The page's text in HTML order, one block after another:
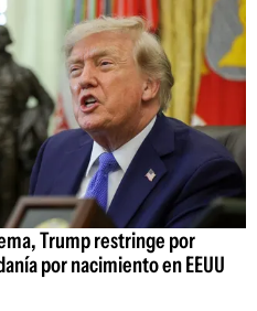
Trump restringe por
por nacimiento en EEUU